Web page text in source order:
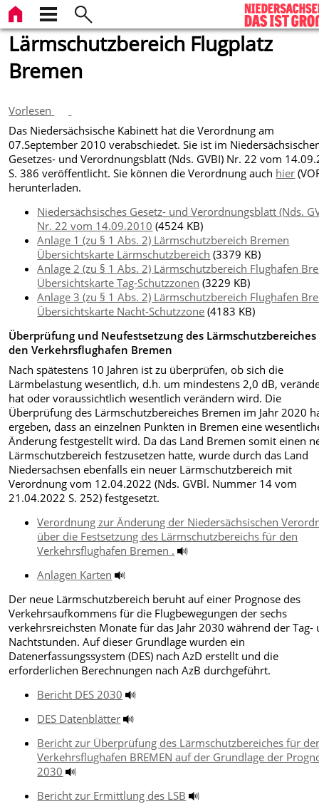
Lärmschutzbereich Flugplatz
Bremen
Vorlesen
Das Niedersächsische Kabinett hat die Verordnung am
07.September 2010 verabschiedet. Sie ist im
Gesetzes- und Verordnungsblatt (Nds. GVBI) Nr. 22 vom
S. 386 veröffentlicht. Sie können die Verordnung auch hier
herunterladen.
Niedersächsisches Gesetz- und Verordnungsblatt (Nds.
Nr. 22 vom 14.09.2010 (4524 KB)
Anlage 1 (zu § 1 Abs. 2) Lärmschutzbereich Bremen
Übersichtskarte Lärmschutzbereich (3379 KB)
Anlage 2 (zu § 1 Abs. 2) Lärmschutzbereich Flughafen
Übersichtskarte Tag-Schutzzonen (3229 KB)
Anlage 3 (zu § 1 Abs. 2) Lärmschutzbereich Flughafen
Übersichtskarte Nacht-Schutzzone (4183 KB)
Überprüfung und Neufestsetzung des
den Verkehrsflughafen Bremen
Nach spätestens 10 Jahren ist zu überprüfen, ob sich die
Lärmbelastung wesentlich, d.h. um mindestens 2,0 dB,
hat oder voraussichtlich wesentlich verändern wird. Die
Überprüfung des Lärmschutzbereiches Bremen im Jahr 2020
ergeben, dass an einzelnen Punkten in Bremen eine
Änderung festgestellt wird. Da das Land Bremen somit einen
Lärmschutzbereich festzusetzen hatte, wurde durch das Land
Niedersachsen ebenfalls ein neuer Lärmschutzbereich mit
Verordnung vom 12.04.2022 (Nds. GVBl. Nummer 14 vom
21.04.2022 S. 252) festgesetzt.
Verordnung zur Änderung der Niedersächsischen
über die Festsetzung des Lärmschutzbereichs für den
Verkehrsflughafen Bremen .
Anlagen Karten
Der neue Lärmschutzbereich beruht auf einer Prognose des
Verkehrsaufkommens für die Flugbewegungen der sechs
verkehrsreichsten Monate für das Jahr 2030 während der Tag-
Nachtstunden. Auf dieser Grundlage wurden ein
Datenerfassungssystem (DES) nach AzD erstellt und die
erforderlichen Berechnungen nach AzB durchgeführt.
Bericht DES 2030
DES Datenblätter
Bericht zur Überprüfung des Lärmschutzbereiches für
Verkehrsflughafen BREMEN auf der Grundlage der
2030
Bericht zur Ermittlung des LSB